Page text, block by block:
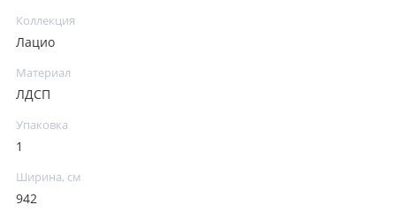
Коллекция
Лацио
Материал
ЛДСП
Упаковка
1
Ширина, см
942